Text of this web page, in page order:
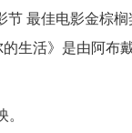
最佳电影金棕
生活》是由阿布